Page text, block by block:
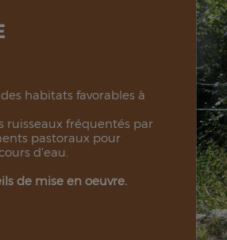
habitats favorables à
ruisseaux fréquentés par
pastoraux pour
d'eau.
de mise en oeuvre.